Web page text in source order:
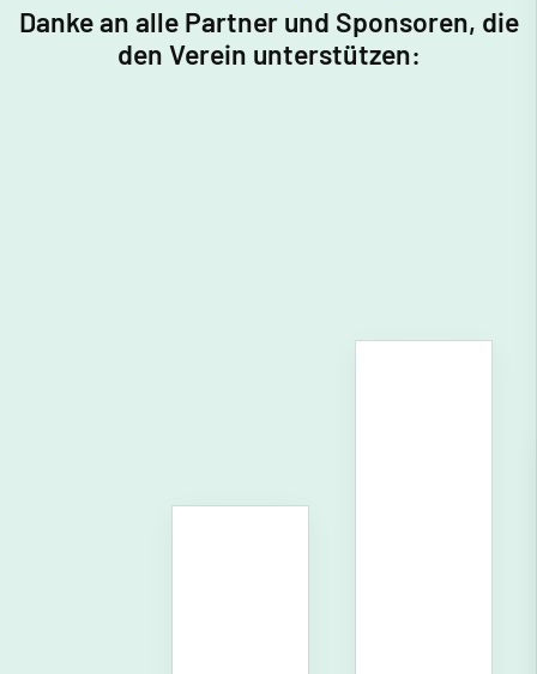
Danke an alle Partner und Sponsoren, die
den Verein unterstützen: